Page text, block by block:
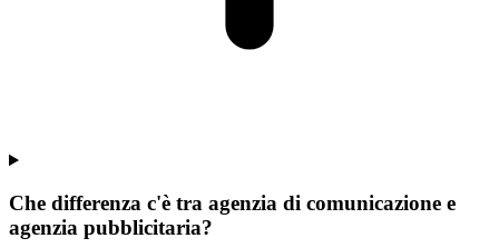
Che differenza c'è tra agenzia di comunicazione e
agenzia pubblicitaria?